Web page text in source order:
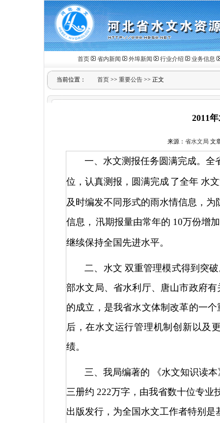
首页 省内新闻 外埠新闻 行业介绍 业务信息
当前位置： 首页 >> 重要公告 >> 正文
2011
来源： 省水文局 文
一、水文测报任务圆满完成。全
位，认真测报，圆满完成了全年 水
及时编发不同形式的雨水情信息，
信息， 汛期报量由常年的 10万份增
继续保持全国先进水平。
二、水文 双重管理模式得到突
部水文局、省水利厅、唐山市政府
的成立，是我省水文体制改革的一
后，在水文运行管理机制创新以及
绩。
三、我局编著的
《水文知识读
三册约 222万字，由我省数十位专业
出版发行， 为全国水文工作者特别